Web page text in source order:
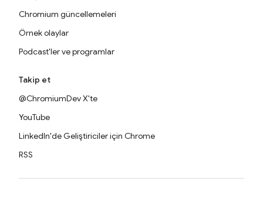
Chromium güncellemeleri
Örnek olaylar
Podcast'ler ve programlar
Takip et
@ChromiumDev X'te
YouTube
LinkedIn'de Geliştiriciler için Chrome
RSS